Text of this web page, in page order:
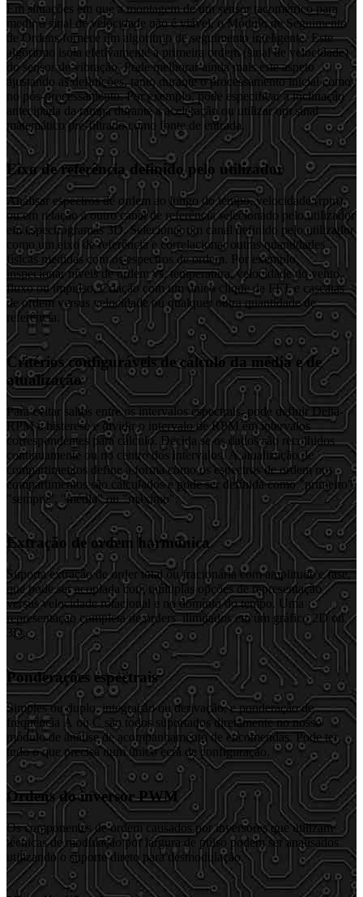
Em situações em que a montagem de um sensor tacométrico para
medir o sinal de velocidade não é viável, o Módulo de Seguimento
de Ordens fornece um algoritmo de seguimento inteligente. Este
algoritmo isola efetivamente a primeira ordem (sinal de velocidade)
do sensor de vibração. Pode melhorar ainda mais este aspeto
ajustando as definições, tanto durante o processamento inicial como
no pós-processamento. Por exemplo, pode especificar a inclinação
antecipada da rampa durante a aceleração ou utilizar um sinal
matemático pré-filtrado como fonte de entrada.
Eixo de referência definido pelo utilizador
Analisar espectros de ordem ao longo do tempo, velocidade (rpm)
ou em relação a outro canal de referência selecionado pelo utilizador
em espectrogramas 3D. Selecionar um canal definido pelo utilizador
como um eixo de referência e correlacionar outras quantidades
físicas medidas com os espectros de ordem. Por exemplo,
inspecionar níveis de ordem vs. temperatura, velocidade do vento,
fluxo ou impulso. Criação com um único clique de FFT e cascatas
de ordem versus velocidade ou qualquer outra quantidade de
referência.
Critérios configuráveis de cálculo da média e de
atualização
Para evitar saltos entre os intervalos espectrais, pode definir Delta-
RPM e histerese e dividir o intervalo de RPM em intervalos
correspondentes para cálculo. Decida se os dados são recolhidos
continuamente ou no centro dos intervalos. A atualização de
compartimentos define a forma como os espectros de ordem nos
compartimentos são calculados e pode ser definida como "primeiro",
"sempre", "média" ou "máximo".
Extração de ordem harmônica
Suporta extração de order total ou fracionária com amplitude e fase,
que pode ser acoplada com múltiplas opções de representação
versus velocidade rotacional e no domínio do tempo. Uma
representação completa de orders ilimitados em um gráfico 2D ou
3D.
Ponderações espectrais
Simples ou duplo, integração ou derivação, e ponderação de
frequência A ou C são todos suportados diretamente no nosso
módulo de análise de acompanhamento de encomendas. Pode ter
tudo o que precisa num único ecrã de configuração.
Ordens do inversor PWM
Os componentes de ordem causados por inversores que utilizam
técnicas de modulação por largura de pulso podem ser analisados
utilizando o suporte direto para desmodulação.